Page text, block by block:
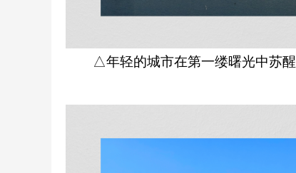
△年轻的城市在第一缕曙光中苏醒